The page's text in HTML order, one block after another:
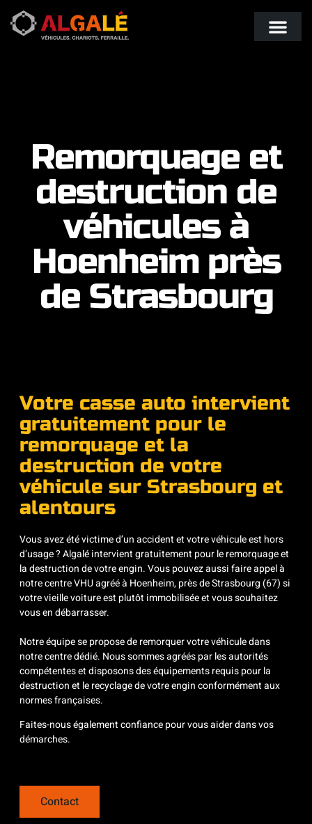
Remorquage et
destruction de
véhicules à
Hoenheim près
de Strasbourg
Votre casse auto intervient
gratuitement pour le
remorquage et la
destruction de votre
véhicule sur Strasbourg et
alentours
Vous avez été victime d’un accident et votre véhicule est hors
d’usage ? Algalé intervient gratuitement pour le remorquage et
la destruction de votre engin. Vous pouvez aussi faire appel à
notre centre VHU agréé à Hoenheim, près de Strasbourg (67) si
votre vieille voiture est plutôt immobilisée et vous souhaitez
vous en débarrasser.
Notre équipe se propose de remorquer votre véhicule dans
notre centre dédié. Nous sommes agréés par les autorités
compétentes et disposons des équipements requis pour la
destruction et le recyclage de votre engin conformément aux
normes françaises.
Faites-nous également confiance pour vous aider dans vos
démarches.
Contact